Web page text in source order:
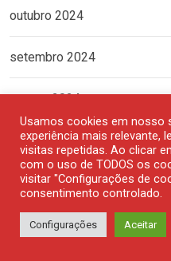
outubro 2024
setembro 2024
agosto 2024
julho 2024
junho 2024
maio 2024
Usamos cookies em nosso
experiência mais relevante,
visitas repetidas. Ao clicar
com o uso de TODOS os
visitar "Configurações de
consentimento controlado.
Configurações Aceitar